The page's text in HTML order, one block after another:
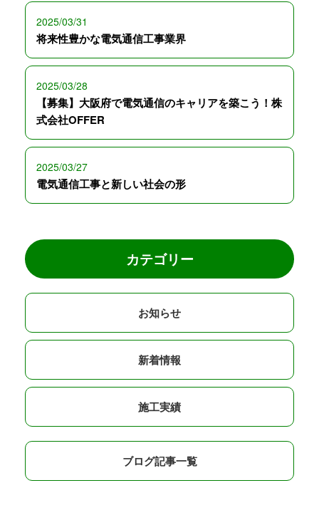
2025/03/31
将来性豊かな電気通信工事業界
2025/03/28
【募集】大阪府で電気通信のキャリアを築こう！株
式会社OFFER
2025/03/27
電気通信工事と新しい社会の形
カテゴリー
お知らせ
新着情報
施工実績
ブログ記事一覧